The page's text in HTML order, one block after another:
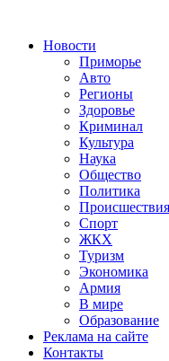
Новости
Приморье
Авто
Регионы
Здоровье
Криминал
Культура
Наука
Общество
Политика
Происшествия
Спорт
ЖКХ
Туризм
Экономика
Армия
В мире
Образование
Реклама на сайте
Контакты